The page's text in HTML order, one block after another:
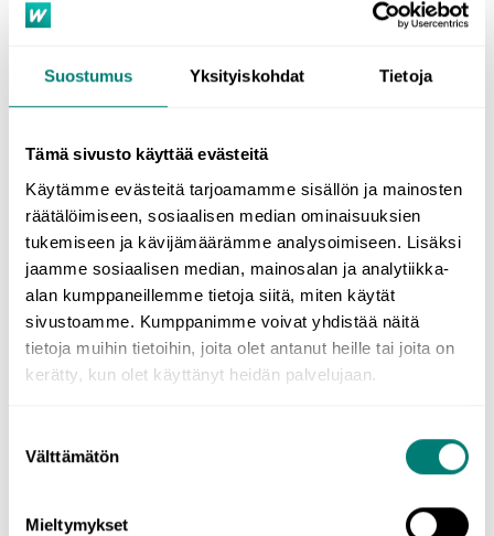
Suostumus Yksityiskohdat Tietoja
Tämä sivusto käyttää evästeitä
Käytämme evästeitä tarjoamamme sisällön ja mainosten
räätälöimiseen, sosiaalisen median ominaisuuksien
tukemiseen ja kävijämäärämme analysoimiseen. Lisäksi
jaamme sosiaalisen median, mainosalan ja analytiikka-
alan kumppaneillemme tietoja siitä, miten käytät
sivustoamme. Kumppanimme voivat yhdistää näitä
tietoja muihin tietoihin, joita olet antanut heille tai joita on
kerätty, kun olet käyttänyt heidän palvelujaan.
valinta
Välttämätön
Mieltymykset
Study language
Translation language